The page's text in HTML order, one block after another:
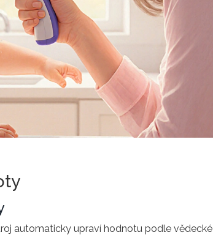
automaticky upraví hodnotu podle vědecké